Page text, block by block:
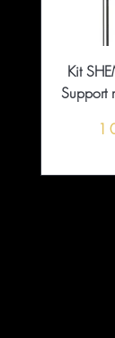
Kit
Support
1